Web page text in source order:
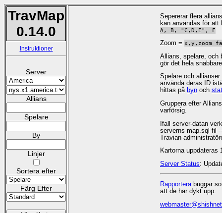
TravMap
0.14.0
Instruktioner
Server
Allians
Spelare
By
Linjer
Sortera efter
Färg Efter
Sepererar flera
kan användas för att
A, B, "C,D,E", F
Zoom = x,y,zoom
Allians, spelare, och
gör det hela
Spelare och
använda deras ID
hittas på byn och
Gruppera efter
varförsig.
Ifall server-datan
serverns map.sql fil
Travian
Kartorna uppdateras
Server Status:
Rapporterabuggar
att de har dykt upp.